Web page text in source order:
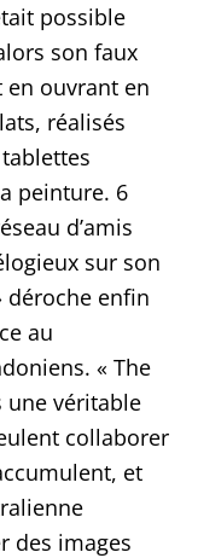
possible
son faux
ouvrant en
réalisés
peinture. 6
d’amis
sur son
déroche enfin
au
« The
une véritable
collaborer
et
des images